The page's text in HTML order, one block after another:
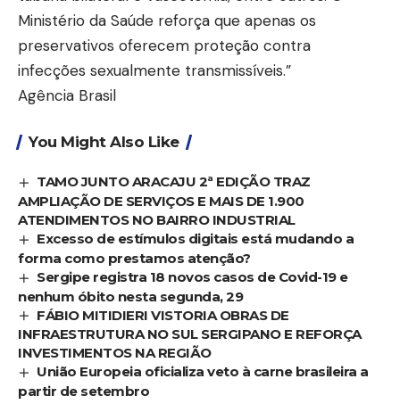
Ministério da Saúde reforça que apenas os
preservativos oferecem proteção contra
infecções sexualmente transmissíveis.”
Agência Brasil
You Might Also Like
TAMO JUNTO ARACAJU 2ª EDIÇÃO TRAZ
AMPLIAÇÃO DE SERVIÇOS E MAIS DE 1.900
ATENDIMENTOS NO BAIRRO INDUSTRIAL
Excesso de estímulos digitais está mudando a
forma como prestamos atenção?
Sergipe registra 18 novos casos de Covid-19 e
nenhum óbito nesta segunda, 29
FÁBIO MITIDIERI VISTORIA OBRAS DE
INFRAESTRUTURA NO SUL SERGIPANO E REFORÇA
INVESTIMENTOS NA REGIÃO
União Europeia oficializa veto à carne brasileira a
partir de setembro